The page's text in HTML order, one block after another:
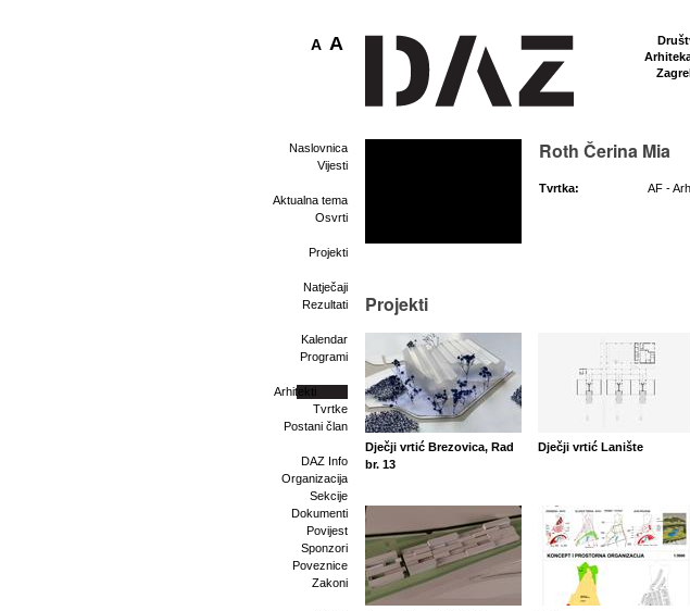
A A
Naslovnica
Vijesti
Aktualna tema
Osvrti
Projekti
Natječaji
Rezultati
Kalendar
Programi
Arhitekti
Tvrtke
Postani član
DAZ Info
Organizacija
Sekcije
Dokumenti
Povijest
Sponzori
Poveznice
Zakoni
Roth Čerina Mia
Tvrtka: AF -
Projekti
Dječji vrtić Brezovica, Rad
br. 13
Dječji vrtić Lanište